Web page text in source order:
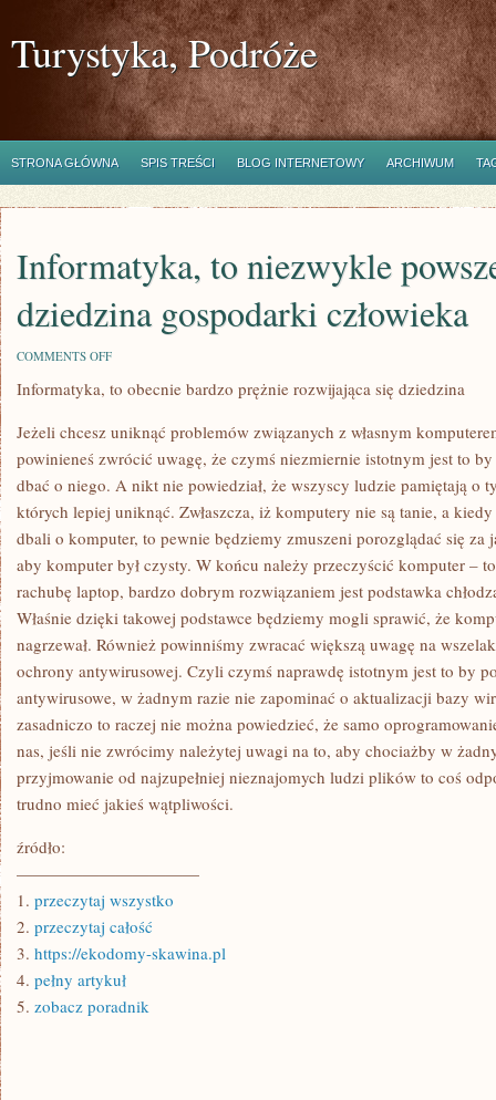
Turystyka, Podróże
STRONA GŁÓWNA SPIS TREŚCI BLOG INTERNETOWY ARCHIWUM
Informatyka, to niezwykle
dziedzina gospodarki człowieka
COMMENTS OFFON
TO
OBECNIE
DZIEDZINA
GOSPODARKI
CZŁOWIEKA
Informatyka, to obecnie bardzo prężnie rozwijająca się dziedzina
Jeżeli chcesz uniknąć problemów związanych z własnym
powinieneś zwrócić uwagę, że czymś niezmiernie istotnym jest to
dbać o niego. A nikt nie powiedział, że wszyscy ludzie pamiętają o
których lepiej uniknąć. Zwłaszcza, iż komputery nie są tanie, a
dbali o komputer, to pewnie będziemy zmuszeni porozglądać się
aby komputer był czysty. W końcu należy przeczyścić komputer –
rachubę laptop, bardzo dobrym rozwiązaniem jest podstawka
Właśnie dzięki takowej podstawce będziemy mogli sprawić, że
nagrzewał. Również powinniśmy zwracać większą uwagę na
ochrony antywirusowej. Czyli czymś naprawdę istotnym jest to by
antywirusowe, w żadnym razie nie zapominać o aktualizacji bazy
zasadniczo to raczej nie można powiedzieć, że samo
nas, jeśli nie zwrócimy należytej uwagi na to, aby chociażby w
przyjmowanie od najzupełniej nieznajomych ludzi plików to coś
trudno mieć jakieś wątpliwości.
źródło:
———————————
1. przeczytaj wszystko
2. przeczytaj całość
3. https://ekodomy-skawina.pl
4. pełny artykuł
5. zobacz poradnik